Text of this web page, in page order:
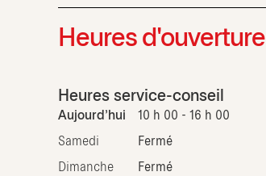
Heures d'ouverture
Heures service-conseil
Aujourd'hui 10 h 00 - 16 h 00
Samedi Fermé
Dimanche Fermé